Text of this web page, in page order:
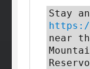
near